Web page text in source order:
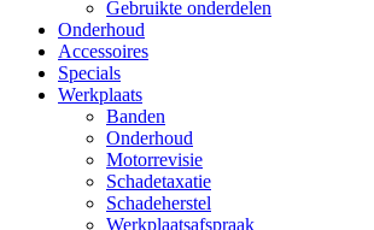
Gebruikte onderdelen
Onderhoud
Accessoires
Specials
Werkplaats
Banden
Onderhoud
Motorrevisie
Schadetaxatie
Schadeherstel
Werkplaatsafspraak